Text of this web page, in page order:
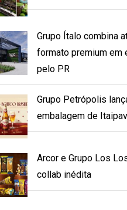
Grupo Ítalo combina
formato premium em
pelo PR
Grupo Petrópolis
embalagem de
Arcor e Grupo Los
collab inédita